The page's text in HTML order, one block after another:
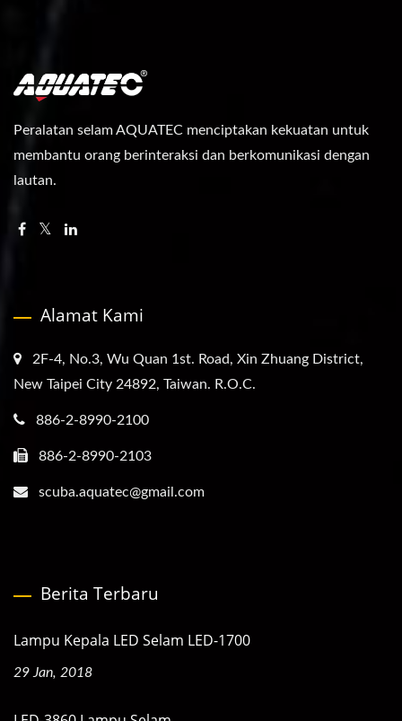
Peralatan selam AQUATEC menciptakan kekuatan untuk
membantu orang berinteraksi dan berkomunikasi dengan
lautan.
Alamat Kami
2F-4, No.3, Wu Quan 1st. Road, Xin Zhuang District,
New Taipei City 24892, Taiwan. R.O.C.
886-2-8990-2100
886-2-8990-2103
scuba.aquatec@gmail.com
Berita Terbaru
Lampu Kepala LED Selam LED-1700
29 Jan, 2018